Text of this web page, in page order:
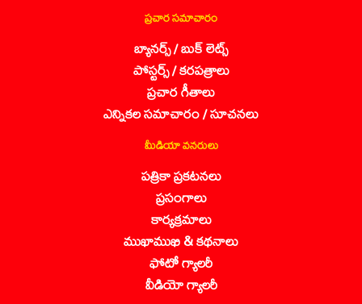
ప్రచార సమాచారం
బ్యానర్స్ / బుక్ లెట్స్
పోస్టర్స్ / కరపత్రాలు
ప్రచార గీతాలు
ఎన్నికల సమాచారం / సూచనలు
మీడియా వనరులు
పత్రికా ప్రకటనలు
ప్రసంగాలు
కార్యక్రమాలు
ముఖాముఖి & కథనాలు
ఫోటో గ్యాలరీ
వీడియో గ్యాలరీ